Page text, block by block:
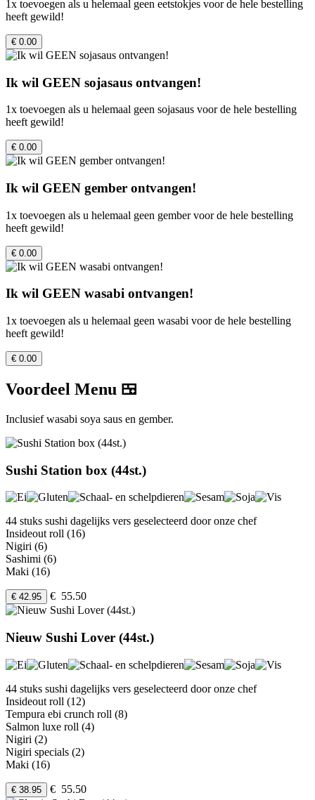
1x toevoegen als u helemaal geen eetstokjes voor de hele bestelling
heeft gewild!
€ 0.00
Ik wil GEEN sojasaus ontvangen!
1x toevoegen als u helemaal geen sojasaus voor de hele bestelling
heeft gewild!
€ 0.00
Ik wil GEEN gember ontvangen!
1x toevoegen als u helemaal geen gember voor de hele bestelling
heeft gewild!
€ 0.00
Ik wil GEEN wasabi ontvangen!
1x toevoegen als u helemaal geen wasabi voor de hele bestelling
heeft gewild!
€ 0.00
Voordeel Menu 🍱
Inclusief wasabi soya saus en gember.
Sushi Station box (44st.)
44 stuks sushi dagelijks vers geselecteerd door onze chef
Insideout roll (16)
Nigiri (6)
Sashimi (6)
Maki (16)
€ 42.95 € 55.50
Nieuw Sushi Lover (44st.)
44 stuks sushi dagelijks vers geselecteerd door onze chef
Insideout roll (12)
Tempura ebi crunch roll (8)
Salmon luxe roll (4)
Nigiri (2)
Nigiri specials (2)
Maki (16)
€ 38.95 € 55.50